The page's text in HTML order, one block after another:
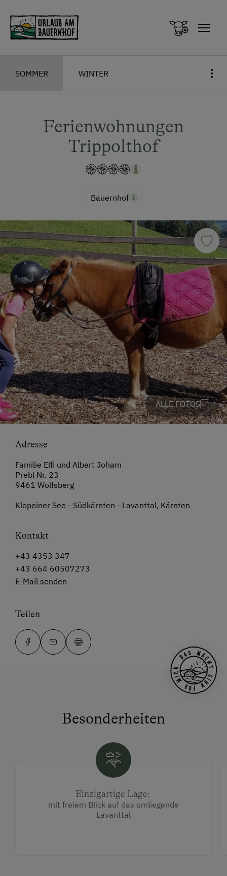
SOMMER WINTER
Ferienwohnungen
Trippolthof
Bauernhof
ALLE FOTOS
Adresse
Familie Elfi und Albert Joham
Prebl Nr. 23
9461 Wolfsberg
Klopeiner See - Südkärnten - Lavanttal, Kärnten
Kontakt
+43 4353 347
+43 664 60507273
E-Mail senden
Teilen
Besonderheiten
Einzigartige Lage:
mit freiem Blick auf das umliegende
Lavanttal